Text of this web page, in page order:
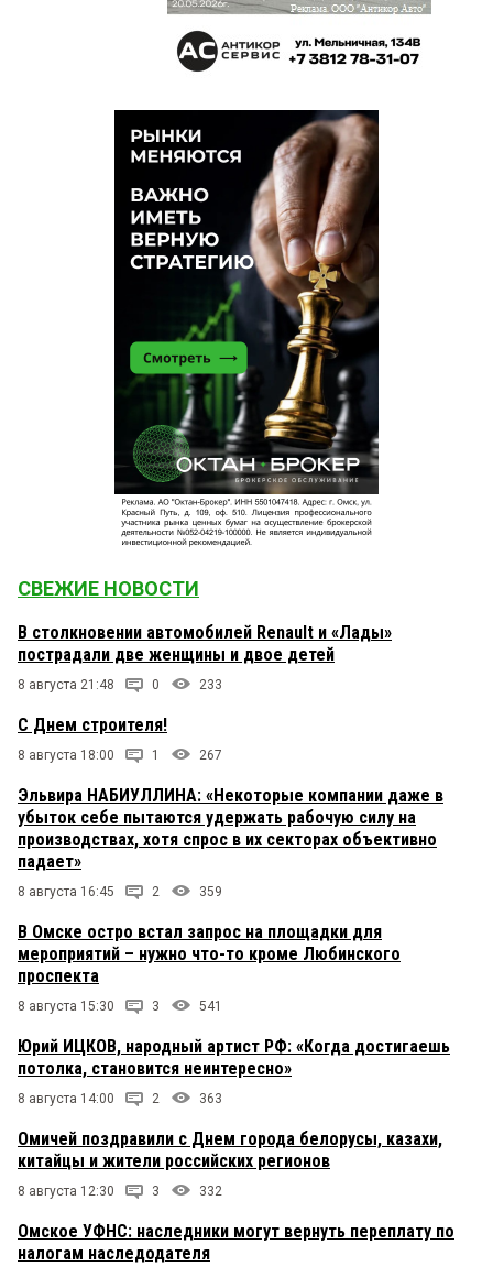
СВЕЖИЕ НОВОСТИ
В столкновении автомобилей Renault и «Лады»
пострадали две женщины и двое детей
8 августа 21:48 0 233
С Днем строителя!
8 августа 18:00 1 267
Эльвира НАБИУЛЛИНА: «Некоторые компании даже в
убыток себе пытаются удержать рабочую силу на
производствах, хотя спрос в их секторах объективно
падает»
8 августа 16:45 2 359
В Омске остро встал запрос на площадки для
мероприятий – нужно что-то кроме Любинского
проспекта
8 августа 15:30 3 541
Юрий ИЦКОВ, народный артист РФ: «Когда достигаешь
потолка, становится неинтересно»
8 августа 14:00 2 363
Омичей поздравили с Днем города белорусы, казахи,
китайцы и жители российских регионов
8 августа 12:30 3 332
Омское УФНС: наследники могут вернуть переплату по
налогам наследодателя